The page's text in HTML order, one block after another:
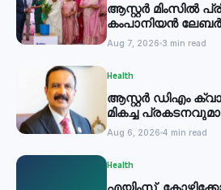
ആസ്റ്റർ മിംസിൽ
കംപാനിയൻ
തുടങ്ങി
Aug 7, 2026 3 min read
Health
ആസ്റ്റർ ഡിഎം
മികച്ച
Aug 6, 2026 4 min read
Health